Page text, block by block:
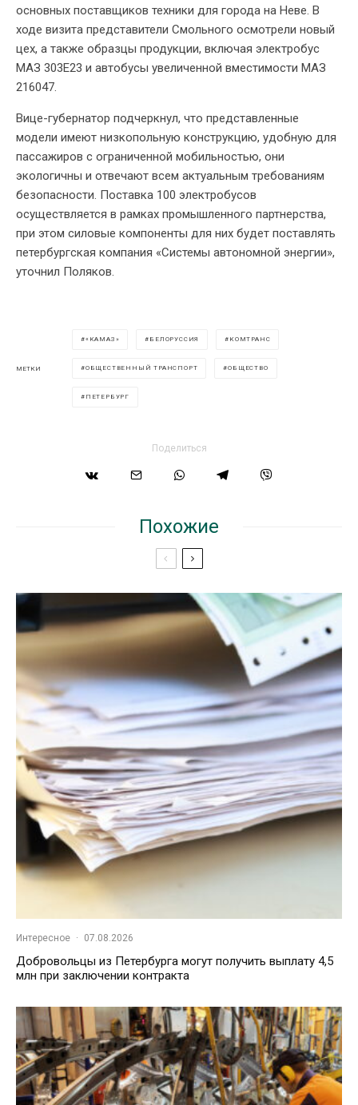
основных поставщиков техники для города на Неве. В
ходе визита представители Смольного осмотрели новый
цех, а также образцы продукции, включая электробус
МАЗ 303Е23 и автобусы увеличенной вместимости МАЗ
216047.
Вице-губернатор подчеркнул, что представленные
модели имеют низкопольную конструкцию, удобную для
пассажиров с ограниченной мобильностью, они
экологичны и отвечают всем актуальным требованиям
безопасности. Поставка 100 электробусов
осуществляется в рамках промышленного партнерства,
при этом силовые компоненты для них будет поставлять
петербургская компания «Системы автономной энергии»,
уточнил Поляков.
МЕТКИ
«КАМАЗ» БЕЛОРУССИЯ КОМТРАНС
ОБЩЕСТВЕННЫЙ ТРАНСПОРТ ОБЩЕСТВО
ПЕТЕРБУРГ
Поделиться
Похожие
Интересное · 07.08.2026
Добровольцы из Петербурга могут получить выплату 4,5
млн при заключении контракта